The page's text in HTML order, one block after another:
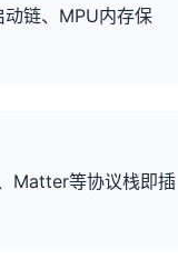
链、MPU内存保
Matter等协议栈即插